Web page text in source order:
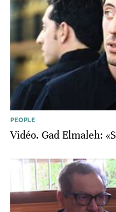
PEOPLE
Vidéo. Gad Elmaleh: